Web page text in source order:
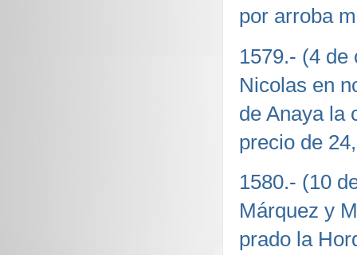
por arroba
1579.- (4 de
Nicolas en
de Anaya la
precio de
1580.- (10
Márquez y
prado la